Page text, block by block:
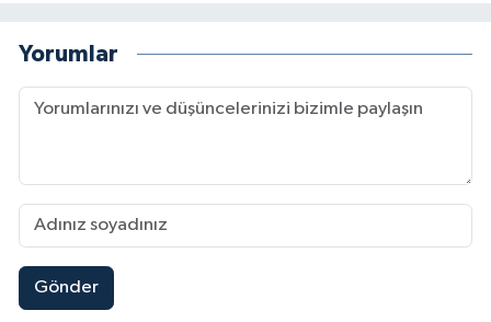
Yorumlar
Gönder